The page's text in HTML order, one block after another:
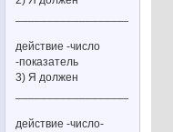
действие -число
-показатель
3) Я должен
действие -число-